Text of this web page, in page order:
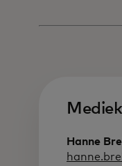
Hanne